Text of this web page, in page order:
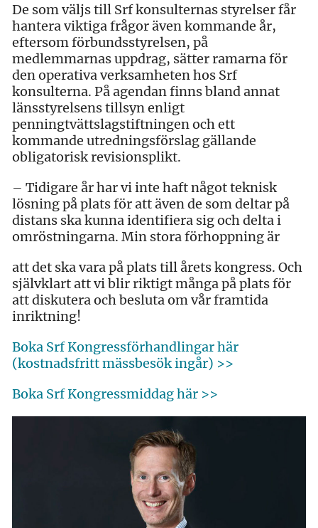
De som väljs till Srf konsulternas styrelser får
hantera viktiga frågor även kommande år,
eftersom förbundsstyrelsen, på
medlemmarnas uppdrag, sätter ramarna för
den operativa verksamheten hos Srf
konsulterna. På agendan finns bland annat
länsstyrelsens tillsyn enligt
penningtvättslagstiftningen och ett
kommande utredningsförslag gällande
obligatorisk revisionsplikt.
– Tidigare år har vi inte haft något teknisk
lösning på plats för att även de som deltar på
distans ska kunna identifiera sig och delta i
omröstningarna. Min stora förhoppning är
att det ska vara på plats till årets kongress. Och
självklart att vi blir riktigt många på plats för
att diskutera och besluta om vår framtida
inriktning!
Boka Srf Kongressförhandlingar här
(kostnadsfritt mässbesök ingår) >>
Boka Srf Kongressmiddag här >>